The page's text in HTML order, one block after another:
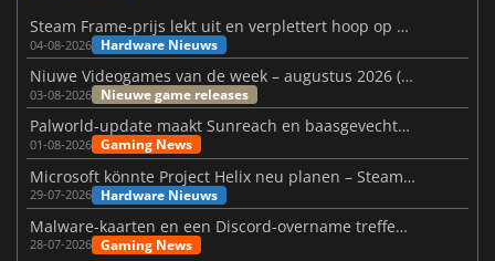
Steam Frame-prijs lekt uit en verplettert hoop op betaalbare VR
04-08-2026 Hardware Nieuws
Niuwe Videogames van de week – augustus 2026 (week 32)
03-08-2026 Nieuwe game releases
Palworld-update maakt Sunreach en baasgevechten stabieler
01-08-2026 Gaming News
Microsoft könnte Project Helix neu planen – Steam-Support wackelt
29-07-2026 Hardware Nieuws
Malware-kaarten en een Discord-overname treffen Meccha Chameleon
28-07-2026 Gaming News